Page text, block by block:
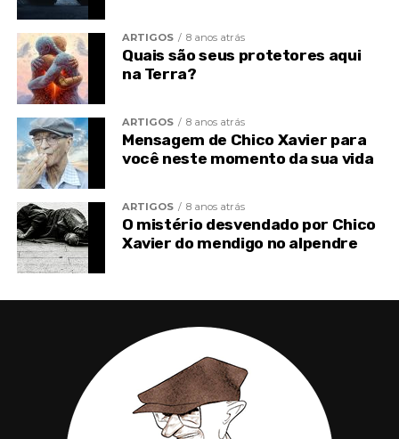
TÓPICOS RELACIONADOS DIVÓRCIO
ESPÍRITA
ESPIRITISMO
SEPARAÇÃO
ARTIGOS 8 anos atrás
Quais são seus protetores aqui
na Terra?
ARTIGOS 8 anos atrás
Mensagem de Chico Xavier para
você neste momento da sua vida
ARTIGOS 8 anos atrás
O mistério desvendado por Chico
Xavier do mendigo no alpendre